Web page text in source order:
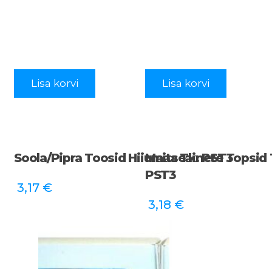
Lisa korvi Lisa korvi
Soola/pipra Toosid Hiiumaa Tk. PST3
3,17 €
Maitseainete Topsid
PST3
3,18 €